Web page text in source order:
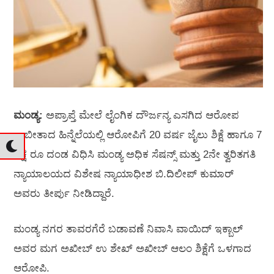
ಮಂಡ್ಯ: ಅಪ್ರಾಪ್ತೆ ಮೇಲೆ ಲೈಂಗಿಕ ದೌರ್ಜನ್ಯ ಎಸಗಿದ ಆರೋಪ
ಸಾಬೀತಾದ ಹಿನ್ನೆಲೆಯಲ್ಲಿ ಆರೋಪಿಗೆ 20 ವರ್ಷ ಜೈಲು ಶಿಕ್ಷೆ ಹಾಗೂ 7
ಲಕ್ಷ ರೂ ದಂಡ ವಿಧಿಸಿ ಮಂಡ್ಯ ಅಧಿಕ ಸೆಷನ್ಸ್‌ ಮತ್ತು 2ನೇ ತ್ವರಿತಗತಿ
ನ್ಯಾಯಾಲಯದ ವಿಶೇಷ ನ್ಯಾಯಾಧೀಶ ಬಿ.ದಿಲೀಪ್‌ ಕುಮಾರ್‌
ಅವರು ತೀರ್ಪು ನೀಡಿದ್ದಾರೆ.
ಮಂಡ್ಯ ನಗರ ತಾವರಗೆರೆ ಬಡಾವಣೆ ನಿವಾಸಿ ವಾಯಿದ್‌ ಇಕ್ಬಾಲ್‌
ಅವರ ಮಗ ಅಖೀಬ್‌ ಉ ಶೇಖ್‌ ಅಖೀಬ್‌ ಆಲಂ ಶಿಕ್ಷೆಗೆ ಒಳಗಾದ
ಆರೋಪಿ.